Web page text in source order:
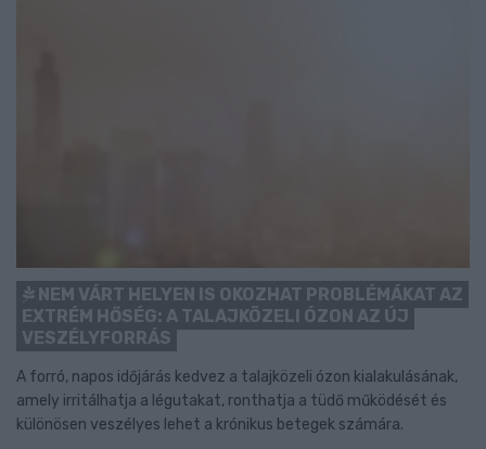
NEM VÁRT HELYEN IS OKOZHAT PROBLÉMÁKAT AZ
EXTRÉM HŐSÉG: A TALAJKÖZELI ÓZON AZ ÚJ
VESZÉLYFORRÁS
A forró, napos időjárás kedvez a talajközeli ózon kialakulásának,
amely irritálhatja a légutakat, ronthatja a tüdő működését és
különösen veszélyes lehet a krónikus betegek számára.